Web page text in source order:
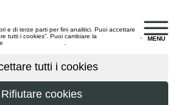
MENU
e di terze parti per fini analitici. Puoi accettare
tutti i cookies”. Puoi cambiare la